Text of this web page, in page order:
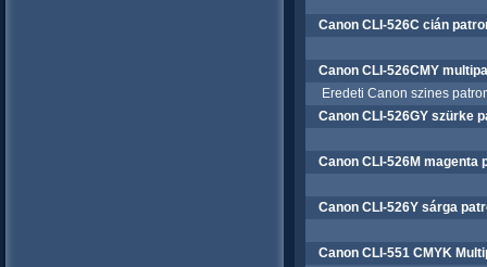
Canon CLI-526C cián
Canon CLI-526CMY
Eredeti Canon szines
Canon CLI-526GY szürke
Canon CLI-526M magenta
Canon CLI-526Y sárga
Canon CLI-551 CMYK